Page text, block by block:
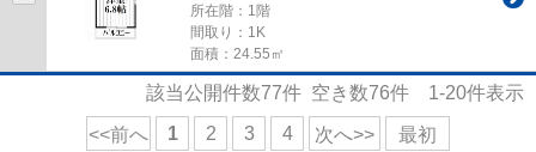
所在階：1階
間取り：1K
面積：24.55㎡
該当公開件数77件 空き数76件 1-20件表示
<<前へ 1 2 3 4 次へ>> 最初